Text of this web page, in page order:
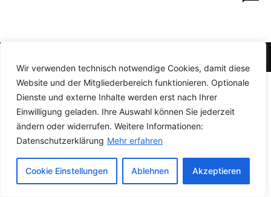
Wir verwenden technisch notwendige Cookies, damit diese
Website und der Mitgliederbereich funktionieren. Optionale
Dienste und externe Inhalte werden erst nach Ihrer
Einwilligung geladen. Ihre Auswahl können Sie jederzeit
ändern oder widerrufen. Weitere Informationen:
Datenschutzerklärung Mehr erfahren
Cookie Einstellungen Ablehnen Akzeptieren